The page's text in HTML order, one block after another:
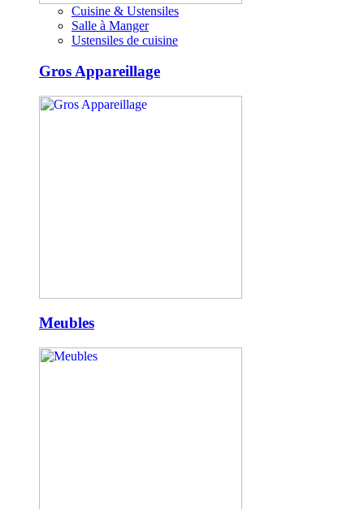
Cuisine & Ustensiles
Salle à Manger
Ustensiles de cuisine
Gros Appareillage
Meubles